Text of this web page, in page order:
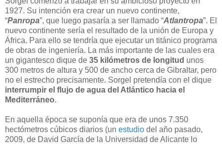
1927. Su intención era crear un nuevo continente,
“Panropa”, que luego pasaría a ser llamado “Atlantropa”. El
nuevo continente sería el resultado de la unión de Europa y
África. Para ello se tendría que ejecutar un titánico programa
de obras de ingeniería. La más importante de las cuales era
un gigantesco dique de 35 kilómetros de longitud unos
300 metros de altura y 500 de ancho cerca de Gibraltar, pero
no el estrecho precisamente. Sorgel pretendía con el dique
interrumpir el flujo de agua del Atlántico hacia el
Mediterráneo.
En aquella época se suponía que era de unos 7.350
hectómetros cúbicos diarios (un estudio del año pasado,
2009, de David García de la Universidad de Alicante lo